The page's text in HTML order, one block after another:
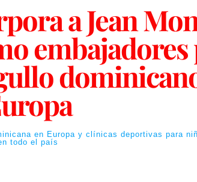
a Jean
embajadores
en Europa y clínicas deportivas para
todo el país